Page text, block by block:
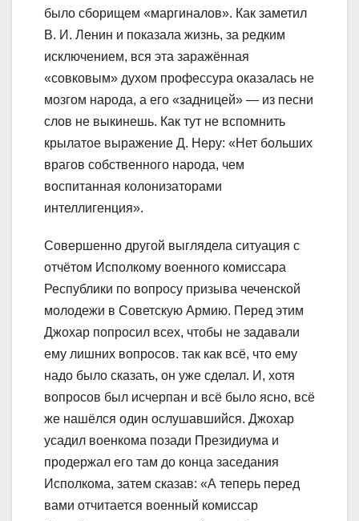
было сборищем «маргиналов». Как заметил
В. И. Ленин и показала жизнь, за редким
исключением, вся эта заражённая
«совковым» духом профессура оказалась не
мозгом народа, а его «задницей» — из песни
слов не выкинешь. Как тут не вспомнить
крылатое выражение Д. Неру: «Нет больших
врагов собственного народа, чем
воспитанная колонизаторами
интеллигенция».
Совершенно другой выглядела ситуация с
отчётом Исполкому военного комиссара
Республики по вопросу призыва чеченской
молодежи в Советскую Армию. Перед этим
Джохар попросил всех, чтобы не задавали
ему лишних вопросов. так как всё, что ему
надо было сказать, он уже сделал. И, хотя
вопросов был исчерпан и всё было ясно, всё
же нашёлся один ослушавшийся. Джохар
усадил военкома позади Президиума и
продержал его там до конца заседания
Исполкома, затем сказав: «А теперь перед
вами отчитается военный комиссар